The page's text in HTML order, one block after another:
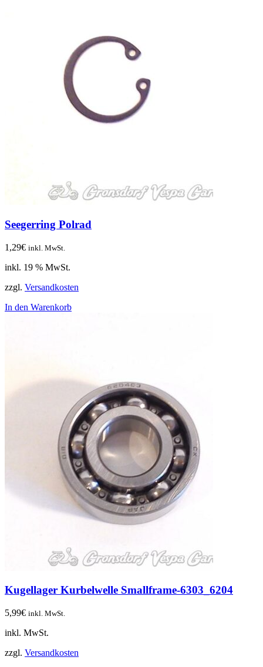
Seegerring Polrad
1,29€ inkl. MwSt.
inkl. 19 % MwSt.
zzgl. Versandkosten
In den Warenkorb
Kugellager Kurbelwelle Smallframe-6303_6204
5,99€ inkl. MwSt.
inkl. MwSt.
zzgl. Versandkosten